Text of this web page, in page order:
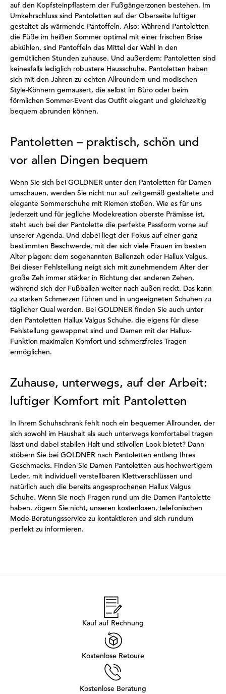
auf den Kopfsteinpflastern der Fußgängerzonen bestehen. Im
Umkehrschluss sind Pantoletten auf der Oberseite luftiger
gestaltet als wärmende Pantoffeln. Also: Während Pantoletten
die Füße im heißen Sommer optimal mit einer frischen Brise
abkühlen, sind Pantoffeln das Mittel der Wahl in den
gemütlichen Stunden zuhause. Und außerdem: Pantoletten sind
keinesfalls lediglich robustere Hausschuhe. Pantoletten haben
sich mit den Jahren zu echten Allroundern und modischen
Style-Könnern gemausert, die selbst im Büro oder beim
förmlichen Sommer-Event das Outfit elegant und gleichzeitig
bequem abrunden können.
Pantoletten – praktisch, schön und
vor allen Dingen bequem
Wenn Sie sich bei GOLDNER unter den Pantoletten für Damen
umschauen, werden Sie nicht nur auf zeitgemäß gestaltete und
elegante Sommerschuhe mit Riemen stoßen. Wie es für uns
jederzeit und für jegliche Modekreation oberste Prämisse ist,
steht auch bei der Pantolette die perfekte Passform vorne auf
unserer Agenda. Und dabei liegt der Fokus auf einer ganz
bestimmten Beschwerde, mit der sich viele Frauen im besten
Alter plagen: dem sogenannten Ballenzeh oder Hallux Valgus.
Bei dieser Fehlstellung neigt sich mit zunehmendem Alter der
große Zeh immer stärker in Richtung der anderen Zehen,
während sich der Fußballen weiter nach außen reckt. Das kann
zu starken Schmerzen führen und in ungeeigneten Schuhen zu
täglicher Qual werden. Bei GOLDNER finden Sie auch unter
den Pantoletten Hallux Valgus Schuhe, die eigens für diese
Fehlstellung gewappnet sind und Damen mit der Hallux-
Funktion maximalen Komfort und schmerzfreies Tragen
ermöglichen.
Zuhause, unterwegs, auf der Arbeit:
luftiger Komfort mit Pantoletten
In Ihrem Schuhschrank fehlt noch ein bequemer Allrounder, der
sich sowohl im Haushalt als auch unterwegs komfortabel tragen
lässt und dabei stabilen Halt und stilvollen Look bietet? Dann
stöbern Sie bei GOLDNER nach Pantoletten entlang Ihres
Geschmacks. Finden Sie Damen Pantoletten aus hochwertigem
Leder, mit individuell verstellbaren Klettverschlüssen und
natürlich auch die bereits angesprochenen Hallux Valgus
Schuhe. Wenn Sie noch Fragen rund um die Damen Pantolette
haben, zögern Sie nicht, unseren kostenlosen, telefonischen
Mode-Beratungsservice zu kontaktieren und sich rundum
perfekt zu informieren.
Kauf auf Rechnung
Kostenlose Retoure
Kostenlose Beratung